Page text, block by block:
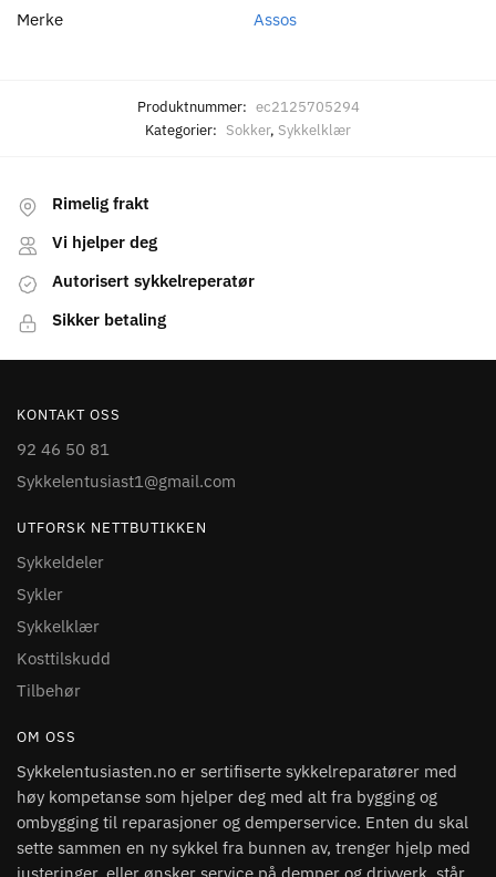
Merke Assos
Produktnummer: ec2125705294
Kategorier: Sokker, Sykkelklær
Rimelig frakt
Vi hjelper deg
Autorisert sykkelreperatør
Sikker betaling
KONTAKT OSS
92 46 50 81
Sykkelentusiast1@gmail.com
UTFORSK NETTBUTIKKEN
Sykkeldeler
Sykler
Sykkelklær
Kosttilskudd
Tilbehør
OM OSS
Sykkelentusiasten.no er sertifiserte sykkelreparatører med
høy kompetanse som hjelper deg med alt fra bygging og
ombygging til reparasjoner og demperservice. Enten du skal
sette sammen en ny sykkel fra bunnen av, trenger hjelp med
justeringer, eller ønsker service på demper og drivverk, står